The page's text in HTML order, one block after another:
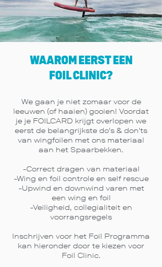
WAAROM EERST EEN
FOILCLINIC?
We gaan je niet zomaar voor de
leeuwen (of haaien) gooien! Voordat
je je FOILCARD krijgt overlopen we
eerst de belangrijkste do's & don'ts
van wingfoilen met ons materiaal
aan het Spaarbekken.
-Correct dragen van materiaal
-Wing en foil controle en self rescue
-Upwind en downwind varen met
een wing en foil
-Veiligheid, collegialiteit en
voorrangsregels
Inschrijven voor het Foil Programma
kan hieronder door te kiezen voor
Foil Clinic.